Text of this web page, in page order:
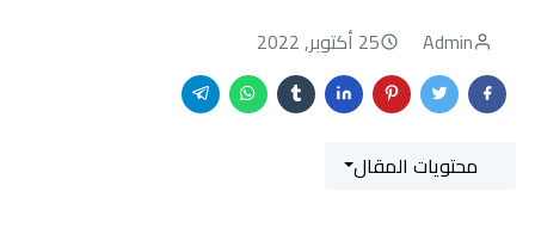
Admin 25 أكتوبر, 2022
محتويات المقال